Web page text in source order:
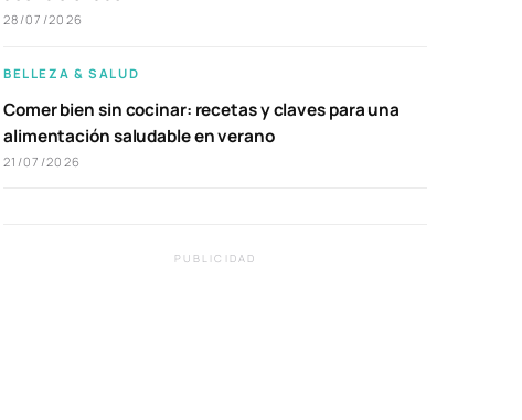
28/07/2026
BELLEZA & SALUD
Comer bien sin cocinar: recetas y claves para una
alimentación saludable en verano
21/07/2026
PUBLICIDAD